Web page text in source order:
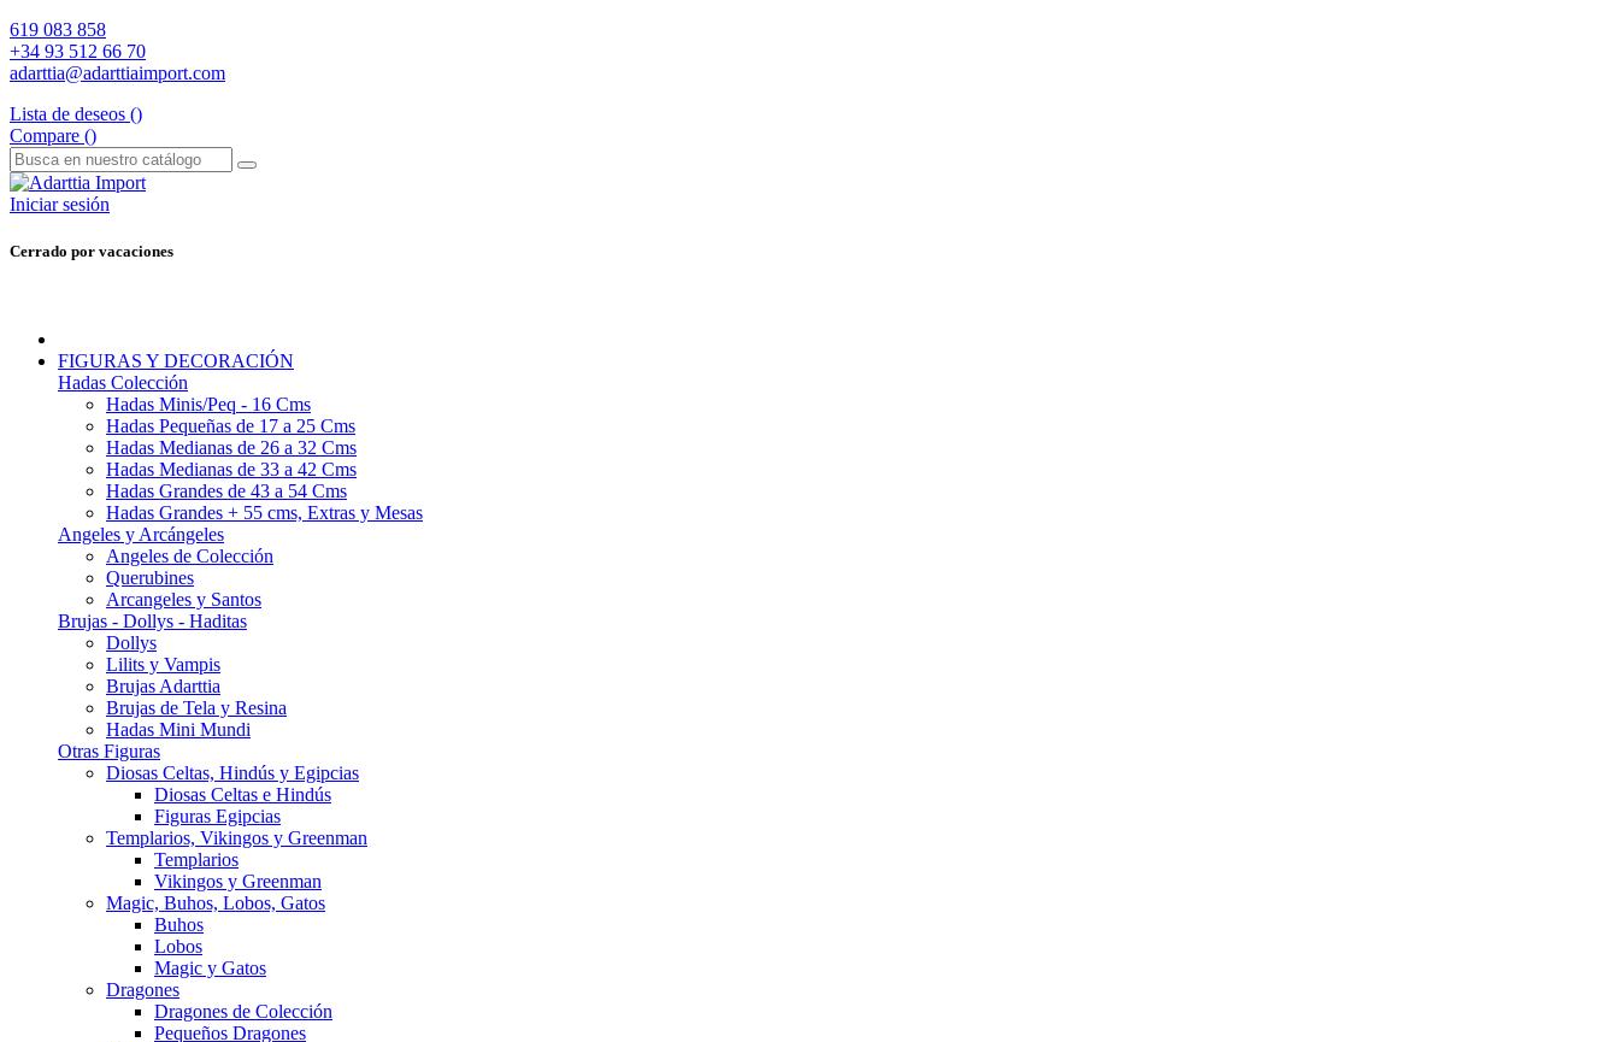
619 083 858
+34 93 512 66 70
adarttia@adarttiaimport.com
Lista de deseos ()
Compare ()
Iniciar sesión
Cerrado por vacaciones
FIGURAS Y DECORACIÓN
Hadas Colección
Hadas Minis/Peq - 16 Cms
Hadas Pequeñas de 17 a 25 Cms
Hadas Medianas de 26 a 32 Cms
Hadas Medianas de 33 a 42 Cms
Hadas Grandes de 43 a 54 Cms
Hadas Grandes + 55 cms, Extras y Mesas
Angeles y Arcángeles
Angeles de Colección
Querubines
Arcangeles y Santos
Brujas - Dollys - Haditas
Dollys
Lilits y Vampis
Brujas Adarttia
Brujas de Tela y Resina
Hadas Mini Mundi
Otras Figuras
Diosas Celtas, Hindús y Egipcias
Diosas Celtas e Hindús
Figuras Egipcias
Templarios, Vikingos y Greenman
Templarios
Vikingos y Greenman
Magic, Buhos, Lobos, Gatos
Buhos
Lobos
Magic y Gatos
Dragones
Dragones de Colección
Pequeños Dragones